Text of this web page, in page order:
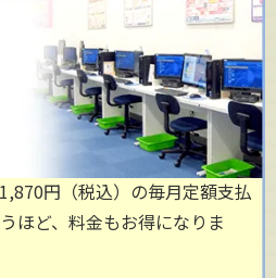
円（税込）の毎月定額支払
ほど、料金もお得になりま